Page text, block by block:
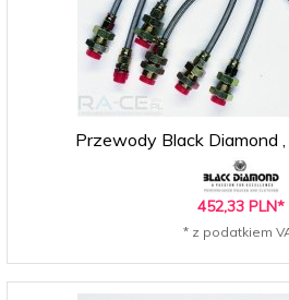
Przewody Black Diamond
452,33 PLN*
* z podatkiem